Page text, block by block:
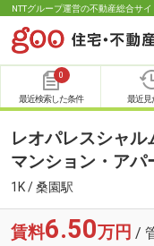
NTTグループ運営の不動産総合サ
0
最近検索した条件 最近見
レオパレスシャ
マンション・アパ
1K / 桑園駅
賃料6.50万円 /